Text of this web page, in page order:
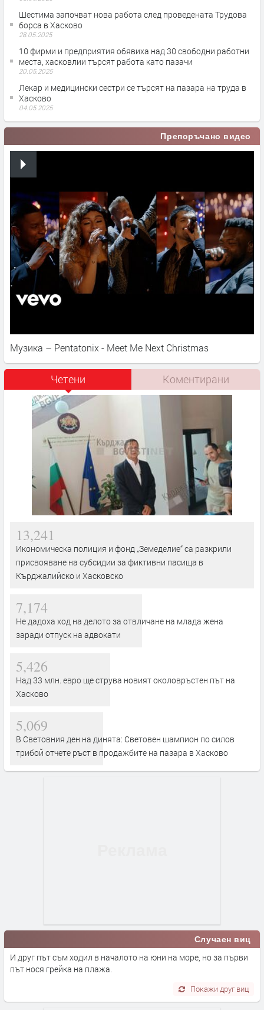
Шестима започват нова работа след проведената Трудова
борса в Хасково
28.05.2025
10 фирми и предприятия обявиха над 30 свободни работни
места, хасковлии търсят работа като пазачи
20.05.2025
Лекар и медицински сестри се търсят на пазара на труда в
Хасково
04.05.2025
Препоръчано видео
Музика – Pentatonix - Meet Me Next Christmas
Четени Коментирани
13,241
Икономическа полиция и фонд „Земеделие“ са разкрили
присвояване на субсидии за фиктивни пасища в
Кърджалийско и Хасковско
7,174
Не дадоха ход на делото за отвличане на млада жена
заради отпуск на адвокати
5,426
Над 33 млн. евро ще струва новият околовръстен път на
Хасково
5,069
В Световния ден на динята: Световен шампион по силов
трибой отчете ръст в продажбите на пазара в Хасково
Случаен виц
И друг път съм ходил в началото на юни на море, но за първи
път нося грейка на плажа.
Покажи друг виц